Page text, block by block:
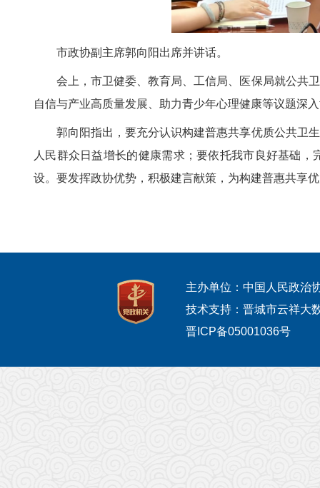
市政协副主席郭向阳出席并讲话。
会上，市卫健委、教育局、工信局、医保局就公共
自信与产业高质量发展、助力青少年心理健康等议题深
郭向阳指出，要充分认识构建普惠共享优质公共卫
人民群众日益增长的健康需求；要依托我市良好基础
设。要发挥政协优势，积极建言献策，为构建普惠共享
主办单位：中国人民政治
技术支持：晋城市云祥大
晋ICP备05001036号